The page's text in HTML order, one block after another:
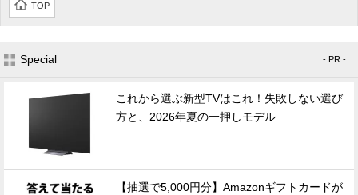
TOP
Special - PR -
これから選ぶ新型TVはこれ！失敗しない選び
方と、2026年夏の一押しモデル
【抽選で5,000円分】Amazonギフトカードが